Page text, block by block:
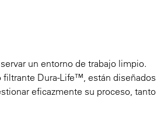
un entorno de trabajo limpio.
Dura-Life™, están diseñados
eficazmente su proceso, tanto